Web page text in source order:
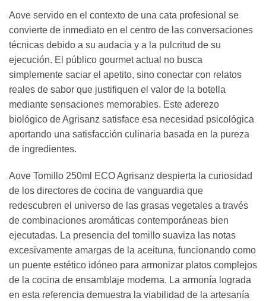
Aove servido en el contexto de una cata profesional se
convierte de inmediato en el centro de las conversaciones
técnicas debido a su audacia y a la pulcritud de su
ejecución. El público gourmet actual no busca
simplemente saciar el apetito, sino conectar con relatos
reales de sabor que justifiquen el valor de la botella
mediante sensaciones memorables. Este aderezo
biológico de Agrisanz satisface esa necesidad psicológica
aportando una satisfacción culinaria basada en la pureza
de ingredientes.
Aove Tomillo 250ml ECO Agrisanz despierta la curiosidad
de los directores de cocina de vanguardia que
redescubren el universo de las grasas vegetales a través
de combinaciones aromáticas contemporáneas bien
ejecutadas. La presencia del tomillo suaviza las notas
excesivamente amargas de la aceituna, funcionando como
un puente estético idóneo para armonizar platos complejos
de la cocina de ensamblaje moderna. La armonía lograda
en esta referencia demuestra la viabilidad de la artesanía